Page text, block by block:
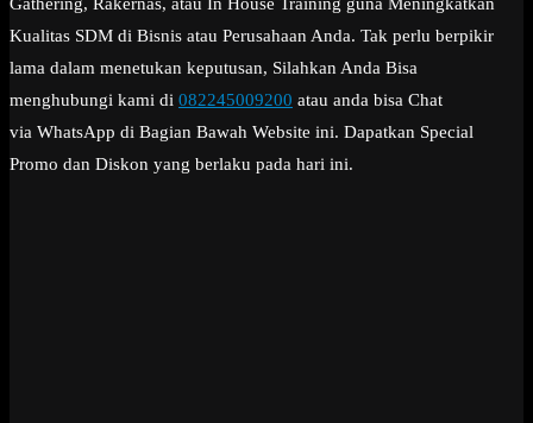
Gathering, Rakernas, atau In House Training guna Meningkatkan
Kualitas SDM di Bisnis atau Perusahaan Anda. Tak perlu berpikir
lama dalam menetukan keputusan, Silahkan Anda Bisa
menghubungi kami di 082245009200 atau anda bisa Chat
via WhatsApp di Bagian Bawah Website ini. Dapatkan Special
Promo dan Diskon yang berlaku pada hari ini.